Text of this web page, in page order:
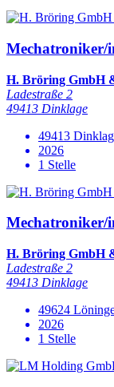
Mechatroniker/
H. Bröring GmbH
Ladestraße 2
49413 Dinklage
49413
2026
1 Stelle
Mechatroniker/
H. Bröring GmbH
Ladestraße 2
49413 Dinklage
49624
2026
1 Stelle